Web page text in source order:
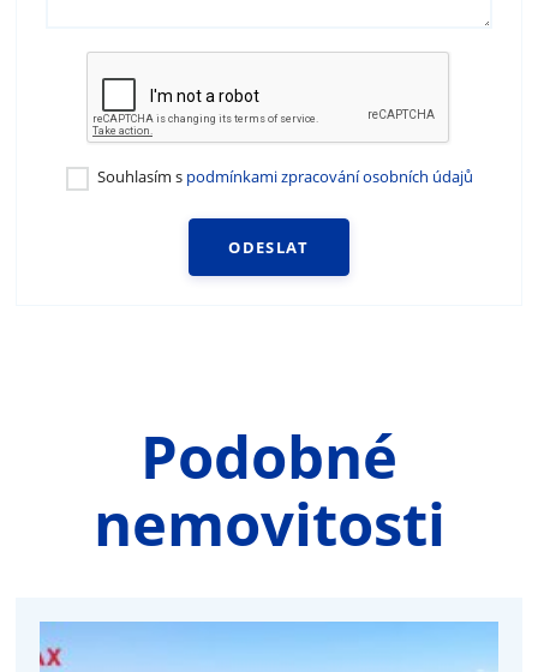
Souhlasím s podmínkami zpracování osobních údajů
ODESLAT
Podobné
nemovitosti